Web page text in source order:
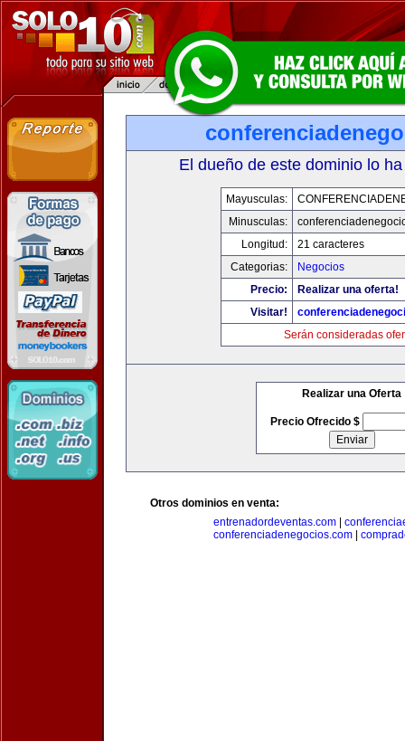
El dueño de este dominio lo
Mayusculas:
Minusculas:
Longitud:
21 caracteres
Categorias:
Negocios
Precio:
Realizar una oferta!
Visitar!
Serán consideradas
Realizar una Oferta
Precio Ofrecido $
Otros dominios en venta:
entrenadordeventas.com
conferenciadenegocios.com|